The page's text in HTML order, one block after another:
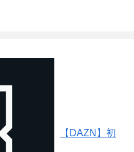
【DAZN】初